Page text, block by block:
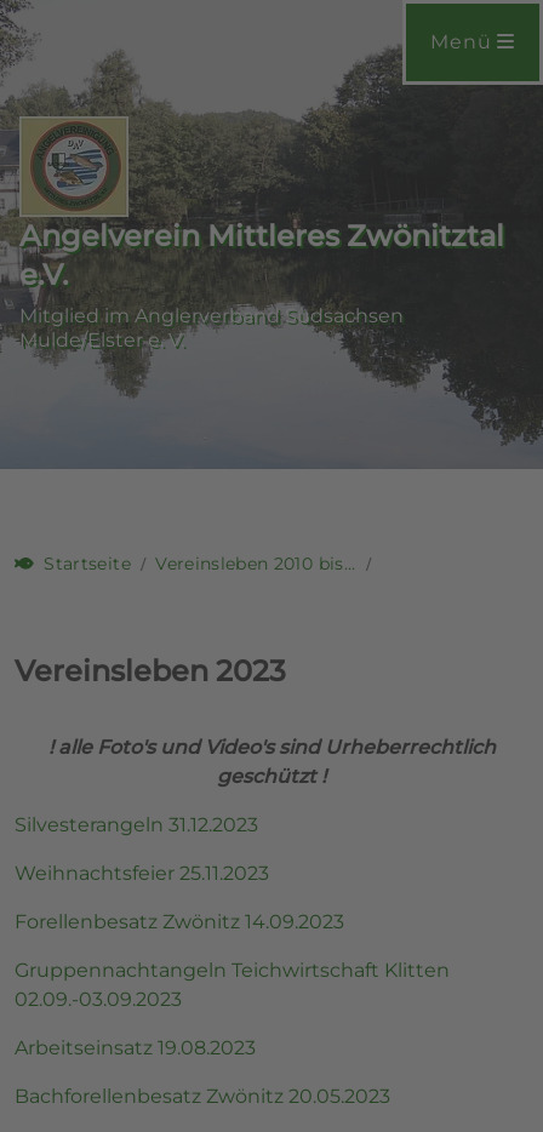
Menü
Angelverein Mittleres Zwönitztal
e.V.
Mitglied im Anglerverband Südsachsen
Mulde/Elster e. V.
Startseite Vereinsleben 2010 bis...
Vereinsleben 2023
! alle Foto's und Video's sind Urheberrechtlich
geschützt !
Silvesterangeln 31.12.2023
Weihnachtsfeier 25.11.2023
Forellenbesatz Zwönitz 14.09.2023
Gruppennachtangeln Teichwirtschaft Klitten
02.09.-03.09.2023
Arbeitseinsatz 19.08.2023
Bachforellenbesatz Zwönitz 20.05.2023